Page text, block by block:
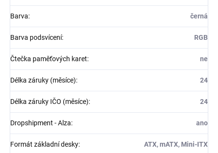
Barva: černá
Barva podsvícení: RGB
Čtečka paměťových karet: ne
Délka záruky (měsíce): 24
Délka záruky IČO (měsíce): 24
Dropshipment - Alza: ano
Formát základní desky: ATX, mATX, Mini-ITX